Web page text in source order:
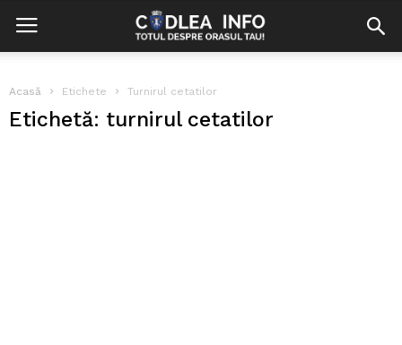
Acasă Etichete Turnirul cetatilor
Etichetă: turnirul cetatilor